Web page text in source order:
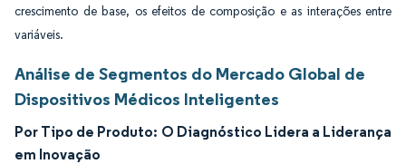
crescimento de base, os efeitos de composição e as interações entre
variáveis.
Análise de Segmentos do Mercado Global de
Dispositivos Médicos Inteligentes
Por Tipo de Produto: O Diagnóstico Lidera a Liderança
em Inovação